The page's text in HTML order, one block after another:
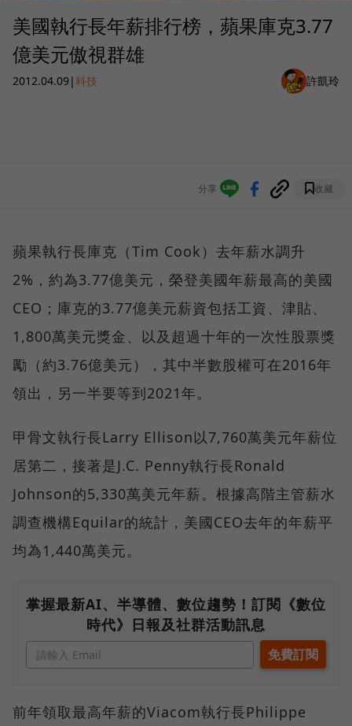
美國執行長年薪排行榜，蘋果庫克3.77
億美元傲視群雄
2012.04.09|科技 許凱玲
分享 收藏
蘋果執行長庫克（Tim Cook）去年薪水調升
2%，約為3.77億美元，榮登美國年薪最高的美國
CEO；庫克的3.77億美元薪資包括工資、津貼、
1,800萬美元獎金、以及超過十年的一次性股票獎
勵（約3.76億美元），其中半數股權可在2016年
領出，另一半要等到2021年。
甲骨文執行長Larry Ellison以7,760萬美元年薪位
居第二，接著是J.C. Penny執行長Ronald
Johnson的5,330萬美元年薪。根據高階主管薪水
調查機構Equilar的統計，美國CEO去年的年薪平
均為1,440萬美元。
掌握最新AI、半導體、數位趨勢！訂閱《數位
時代》日報及社群活動訊息
前年領取最高年薪的Viacom執行長Philippe